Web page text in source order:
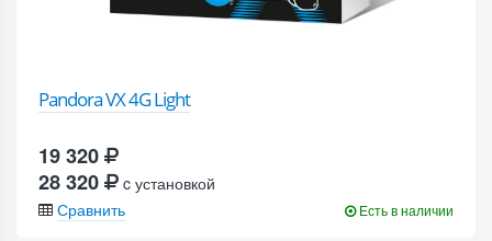
Pandora VX 4G Light
19 320
28 320
c установкой
Сравнить
Есть в наличии